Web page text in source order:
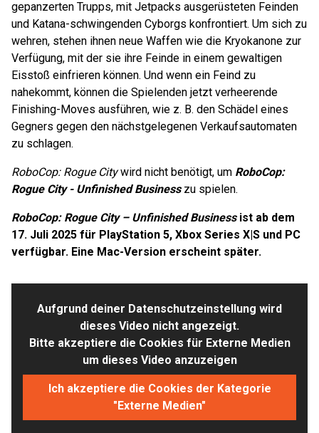
gepanzerten Trupps, mit Jetpacks ausgerüsteten Feinden
und Katana-schwingenden Cyborgs konfrontiert. Um sich zu
wehren, stehen ihnen neue Waffen wie die Kryokanone zur
Verfügung, mit der sie ihre Feinde in einem gewaltigen
Eisstoß einfrieren können. Und wenn ein Feind zu
nahekommt, können die Spielenden jetzt verheerende
Finishing-Moves ausführen, wie z. B. den Schädel eines
Gegners gegen den nächstgelegenen Verkaufsautomaten
zu schlagen.
RoboCop: Rogue Citywird nicht benötigt, um RoboCop:
Rogue City - Unfinished Businesszu spielen.
RoboCop: Rogue City – Unfinished Businessist ab dem
17. Juli 2025 für PlayStation 5, Xbox Series X|S und PC
verfügbar. Eine Mac-Version erscheint später.
Aufgrund deiner Datenschutzeinstellung wird
dieses Video nicht angezeigt.
Bitte akzeptiere die Cookies für Externe Medien
um dieses Video anzuzeigen
Ich akzeptiere die Cookies der Kategorie
"Externe Medien"